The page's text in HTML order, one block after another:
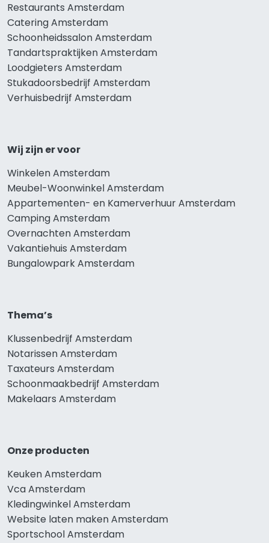
Restaurants Amsterdam
Catering Amsterdam
Schoonheidssalon Amsterdam
Tandartspraktijken Amsterdam
Loodgieters Amsterdam
Stukadoorsbedrijf Amsterdam
Verhuisbedrijf Amsterdam
Wij zijn er voor
Winkelen Amsterdam
Meubel-Woonwinkel Amsterdam
Appartementen- en Kamerverhuur Amsterdam
Camping Amsterdam
Overnachten Amsterdam
Vakantiehuis Amsterdam
Bungalowpark Amsterdam
Thema’s
Klussenbedrijf Amsterdam
Notarissen Amsterdam
Taxateurs Amsterdam
Schoonmaakbedrijf Amsterdam
Makelaars Amsterdam
Onze producten
Keuken Amsterdam
Vca Amsterdam
Kledingwinkel Amsterdam
Website laten maken Amsterdam
Sportschool Amsterdam